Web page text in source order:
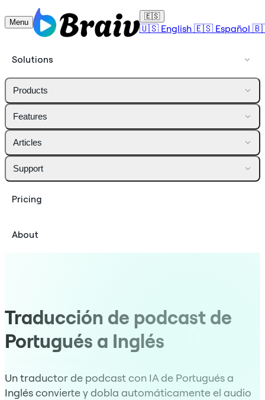
Menu
🇪🇸
🇺🇸 English 🇪🇸 Español
Solutions
Products
Features
Articles
Support
Pricing
About
Traducción de podcast de
Portugués a Inglés
Un traductor de podcast con IA de Portugués a
Inglés convierte y dobla automáticamente el audio